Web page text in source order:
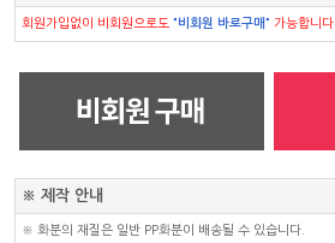
회원가입없이 비회원으로도 "비회원 바로구매" 가능합니다.
※ 제작 안내
※ 화분의 재질은 일반 PP화분이 배송될 수 있습니다.